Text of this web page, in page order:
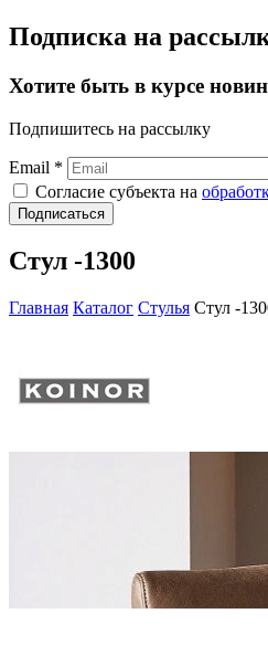
Подписка на
Хотите быть в курсе
Подпишитесь на рассылку
Email *
Согласие субъекта на
Подписаться
Стул -1300
Главная Каталог Стулья Стул -